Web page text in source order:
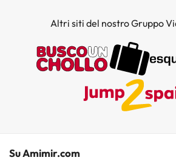
Altri siti del nostro Gruppo
Su Amimir.com